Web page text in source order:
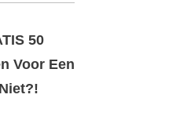
50
Voor Een